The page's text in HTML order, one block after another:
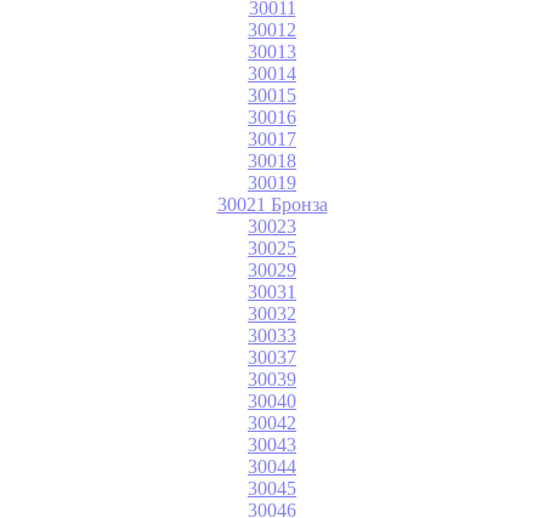
30011
30012
30013
30014
30015
30016
30017
30018
30019
30021 Бронза
30023
30025
30029
30031
30032
30033
30037
30039
30040
30042
30043
30044
30045
30046